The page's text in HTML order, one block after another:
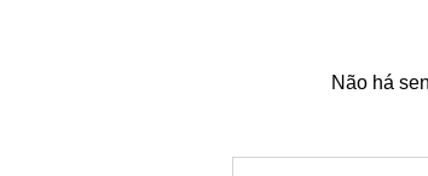
Não há